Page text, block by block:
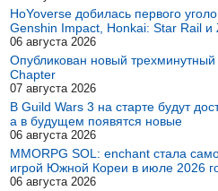
HoYoverse добилась первого
Genshin Impact, Honkai: Star Rail
06 августа 2026
Опубликован новый
Chapter
07 августа 2026
В Guild Wars 3 на старте будут
а в будущем появятся новые
06 августа 2026
MMORPG SOL: enchant стала
игрой Южной Кореи в июле 2026
06 августа 2026